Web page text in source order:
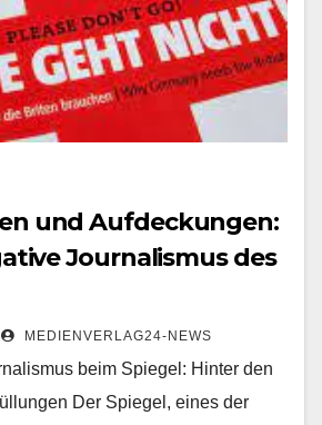
und Aufdeckungen:
Journalismus des
MEDIENVERLAG24-NEWS
beim Spiegel: Hinter den
Der Spiegel, eines der